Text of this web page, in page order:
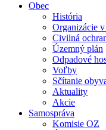
Obec
História
Organizácie
Civilná
Územný plán
Odpadové
Voľby
Sčítanie
Aktuality
Akcie
Samospráva
Komisie OZ